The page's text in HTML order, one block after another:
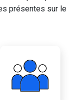
présentes sur le